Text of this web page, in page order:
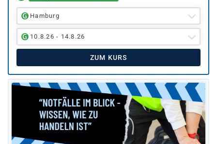
Hamburg
10.8.26 - 14.8.26
ZUM KURS